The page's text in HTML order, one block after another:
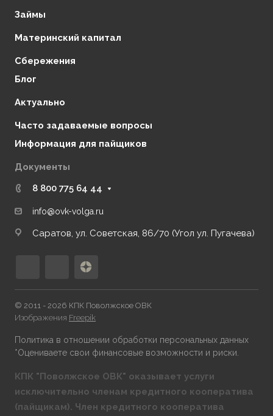
О нас
Финансовая стабильность
Отзывы
Партнеры
Контакты
Займы
Материнский капитал
Сбережения
Блог
Актуально
Часто задаваемые вопросы
Информация для пайщиков
Документы
8 800 775 64 44
info@ovk-volga.ru
Саратов, ул. Советская, 86/70 (Угол ул. Пугачева)
© 2011 - 2026 КПК Поволжское ОВК
Изображения Freepik
Политика в отношении обработки персональных данных
*Оцениваете свои финансовые возможности и риски.
КПК "Поволжское ОВК" оказывает услуги
исключительно членам кредитного кооператива
(пайщикам). Член кредитного кооператива